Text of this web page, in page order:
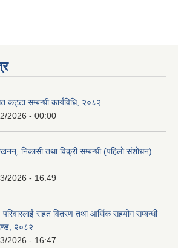
कट्टा सम्बन्धी कार्यविधि, २०८२
2026 - 00:00
निकासी तथा विक्री सम्बन्धी (पहिलो संशोधन)
2026 - 16:49
परिवारलाई राहत वितरण तथा आर्थिक सहयोग सम्बन्धी
२०८२
2026 - 16:47